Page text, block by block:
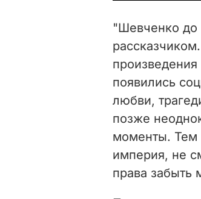
"Шевченко до
появились
любви,
позже
моменты. Тем
империя, не
права забыть